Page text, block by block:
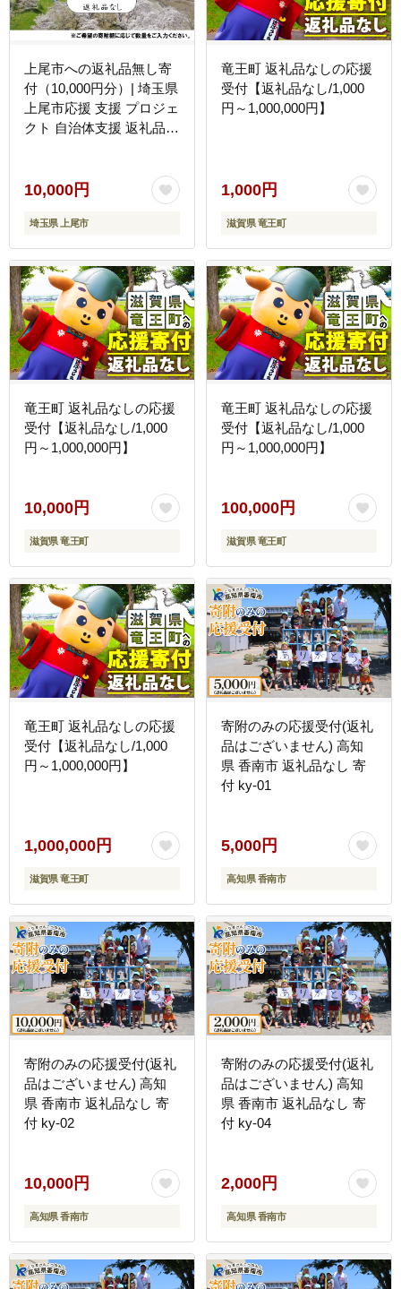
上尾市への返礼品無し寄
付（10,000円分）| 埼玉県
上尾市応援 支援 プロジェ
クト 自治体支援 返礼品な
援 発展 自治体への寄付
10,000円
埼玉県 上尾市
竜王町 返礼品なしの応援
受付【返礼品なし/1,000
円～1,000,000円】
1,000円
滋賀県 竜王町
竜王町 返礼品なしの応援
受付【返礼品なし/1,000
円～1,000,000円】
10,000円
滋賀県 竜王町
竜王町 返礼品なしの応援
受付【返礼品なし/1,000
円～1,000,000円】
100,000円
滋賀県 竜王町
竜王町 返礼品なしの応援
受付【返礼品なし/1,000
円～1,000,000円】
1,000,000円
滋賀県 竜王町
寄附のみの応援受付(返礼
品はございません) 高知
県 香南市 返礼品なし 寄
付 ky-01
5,000円
高知県 香南市
寄附のみの応援受付(返礼
品はございません) 高知
県 香南市 返礼品なし 寄
付 ky-02
10,000円
高知県 香南市
寄附のみの応援受付(返礼
品はございません) 高知
県 香南市 返礼品なし 寄
付 ky-04
2,000円
高知県 香南市